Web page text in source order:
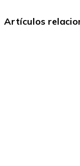
Artículos